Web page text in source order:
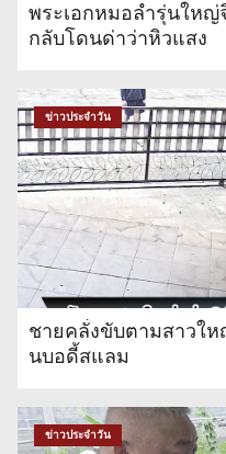
ชาวบ้า
บัตรสวั
พระเอกหมอลำรุ่นให
กลับโดนด่าว่าหิวแสง
ข่าวประจำวัน
ชายคลั่งขับตามสาวให
นบอดี้สแลม
ข่าวประจำวัน